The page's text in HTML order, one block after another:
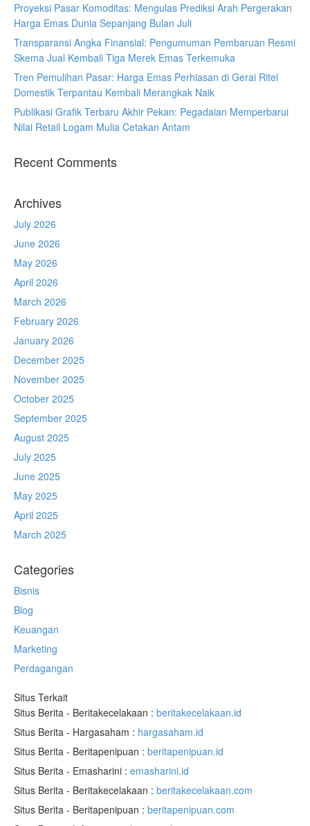
Proyeksi Pasar Komoditas: Mengulas Prediksi Arah Pergerakan
Harga Emas Dunia Sepanjang Bulan Juli
Transparansi Angka Finansial: Pengumuman Pembaruan Resmi
Skema Jual Kembali Tiga Merek Emas Terkemuka
Tren Pemulihan Pasar: Harga Emas Perhiasan di Gerai Ritel
Domestik Terpantau Kembali Merangkak Naik
Publikasi Grafik Terbaru Akhir Pekan: Pegadaian Memperbarui
Nilai Retail Logam Mulia Cetakan Antam
Recent Comments
Archives
July 2026
June 2026
May 2026
April 2026
March 2026
February 2026
January 2026
December 2025
November 2025
October 2025
September 2025
August 2025
July 2025
June 2025
May 2025
April 2025
March 2025
Categories
Bisnis
Blog
Keuangan
Marketing
Perdagangan
Situs Terkait
Situs Berita - Beritakecelakaan : beritakecelakaan.id
Situs Berita - Hargasaham : hargasaham.id
Situs Berita - Beritapenipuan : beritapenipuan.id
Situs Berita - Emasharini : emasharini.id
Situs Berita - Beritakecelakaan : beritakecelakaan.com
Situs Berita - Beritapenipuan : beritapenipuan.com